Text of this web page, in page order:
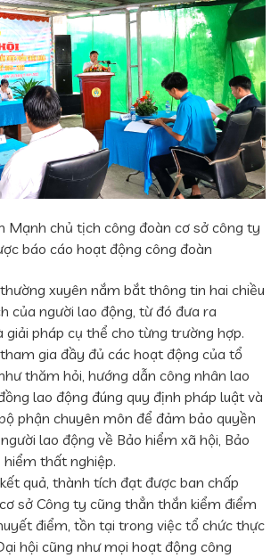
Mạnh chủ tịch công đoàn cơ sở công ty
báo cáo hoạt động công đoàn
xuyên nắm bắt thông tin hai chiều
của người lao động, từ đó đưa ra
giải pháp cụ thể cho từng trường hợp.
gia đầy đủ các hoạt động của tổ
thăm hỏi, hướng dẫn công nhân lao
lao động đúng quy định pháp luật và
phận chuyên môn để đảm bảo quyền
lao động về Bảo hiểm xã hội, Bảo
hiểm thất nghiệp.
quả, thành tích đạt được ban chấp
sở Công ty cũng thẳn thắn kiểm điểm
điểm, tồn tại trong việc tổ chức thực
hội cũng như mọi hoạt động công